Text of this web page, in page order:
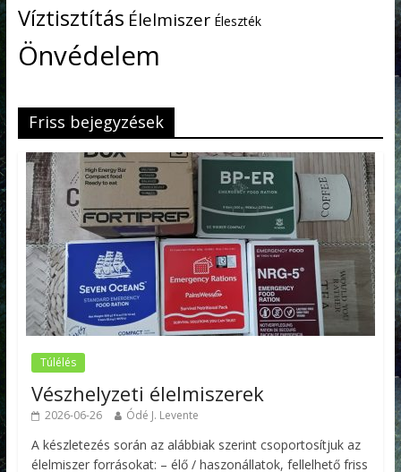
Víztisztítás Élelmiszer Éleszték
Önvédelem
Friss bejegyzések
Túlélés
Vészhelyzeti élelmiszerek
2026-06-26 Ódé J. Levente
A készletezés során az alábbiak szerint csoportosítjuk az
élelmiszer forrásokat: – élő / haszonállatok, fellelhető friss